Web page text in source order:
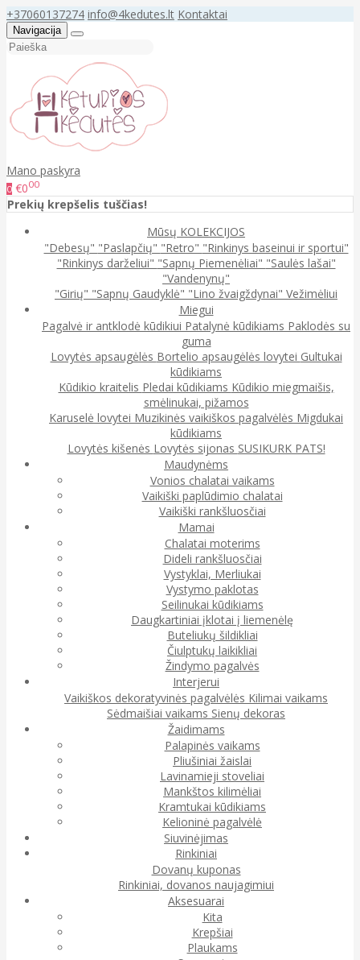
+37060137274 info@4kedutes.lt Kontaktai
Navigacija
Mano paskyra
0 €000
Prekių krepšelis tuščias!
Mūsų KOLEKCIJOS
"Debesų" "Paslapčių" "Retro" "Rinkinys baseinui ir sportui"
"Rinkinys darželiui" "Sapnų Piemenėliai" "Saulės lašai"
"Vandenynų"
"Girių" "Sapnų Gaudyklė" "Lino žvaigždynai" Vežimėliui
Miegui
Pagalvė ir antklodė kūdikiui Patalynė kūdikiams Paklodės su
guma
Lovytės apsaugėlės Bortelio apsaugėlės lovytei Gultukai
kūdikiams
Kūdikio kraitelis Pledai kūdikiams Kūdikio miegmaišis,
smėlinukai, pižamos
Karuselė lovytei Muzikinės vaikiškos pagalvėlės Migdukai
kūdikiams
Lovytės kišenės Lovytės sijonas SUSIKURK PATS!
Maudynėms
Vonios chalatai vaikams
Vaikiški paplūdimio chalatai
Vaikiški rankšluosčiai
Mamai
Chalatai moterims
Dideli rankšluosčiai
Vystyklai, Merliukai
Vystymo paklotas
Seilinukai kūdikiams
Daugkartiniai įklotai į liemenėlę
Buteliukų šildikliai
Čiulptukų laikikliai
Žindymo pagalvės
Interjerui
Vaikiškos dekoratyvinės pagalvėlės Kilimai vaikams
Sėdmaišiai vaikams Sienų dekoras
Žaidimams
Palapinės vaikams
Pliušiniai žaislai
Lavinamieji stoveliai
Mankštos kilimėliai
Kramtukai kūdikiams
Kelioninė pagalvėlė
Siuvinėjimas
Rinkiniai
Dovanų kuponas
Rinkiniai, dovanos naujagimiui
Aksesuarai
Kita
Krepšiai
Plaukams